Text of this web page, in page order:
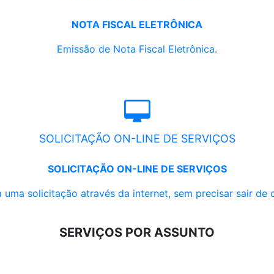
NOTA FISCAL ELETRÔNICA
Emissão de Nota Fiscal Eletrônica.
SOLICITAÇÃO ON-LINE DE SERVIÇOS
SOLICITAÇÃO ON-LINE DE SERVIÇOS
uma solicitação através da internet, sem precisar sair de
SERVIÇOS POR ASSUNTO